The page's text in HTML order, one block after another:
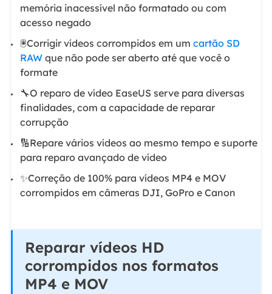
memória inacessível não formatado ou com
acesso negado
🖲️Corrigir vídeos corrompidos em um cartão SD
RAWque não pode ser aberto até que você o
formate
🔧O reparo de vídeo EaseUS serve para diversas
finalidades, com a capacidade de reparar
corrupção
🔢Repare vários vídeos ao mesmo tempo e suporte
para reparo avançado de vídeo
✨Correção de 100% para vídeos MP4 e MOV
corrompidos em câmeras DJI, GoPro e Canon
Reparar vídeos HD
corrompidos nos formatos
MP4 e MOV